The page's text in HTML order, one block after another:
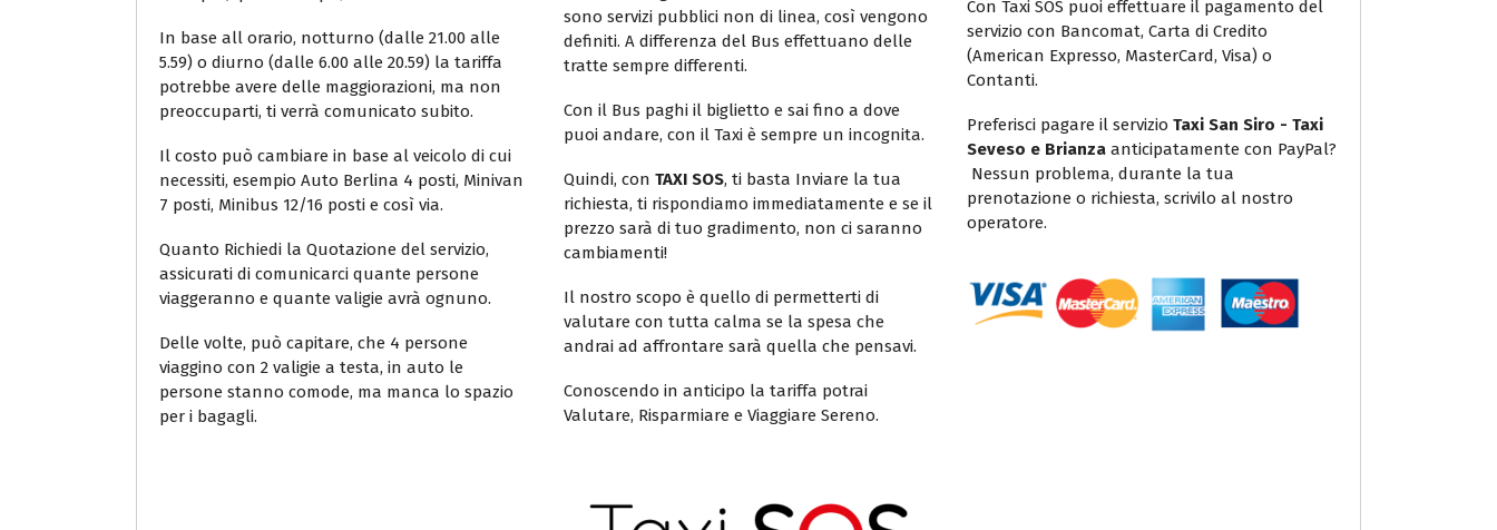
In base all orario, notturno (dalle 21.00 alle
5.59) o diurno (dalle 6.00 alle 20.59) la tariffa
potrebbe avere delle maggiorazioni, ma non
preoccuparti, ti verrà comunicato subito.
Il costo può cambiare in base al veicolo di cui
necessiti, esempio Auto Berlina 4 posti, Minivan
7 posti, Minibus 12/16 posti e così via.
Quanto Richiedi la Quotazione del servizio,
assicurati di comunicarci quante persone
viaggeranno e quante valigie avrà ognuno.
Delle volte, può capitare, che 4 persone
viaggino con 2 valigie a testa, in auto le
persone stanno comode, ma manca lo spazio
per i bagagli.
sono servizi pubblici non di linea, così vengono
definiti. A differenza del Bus effettuano delle
tratte sempre differenti.
Con il Bus paghi il biglietto e sai fino a dove
puoi andare, con il Taxi è sempre un incognita.
Quindi, con TAXI SOS, ti basta Inviare la tua
richiesta, ti rispondiamo immediatamente e se il
prezzo sarà di tuo gradimento, non ci saranno
cambiamenti!
Il nostro scopo è quello di permetterti di
valutare con tutta calma se la spesa che
andrai ad affrontare sarà quella che pensavi.
Conoscendo in anticipo la tariffa potrai
Valutare, Risparmiare e Viaggiare Sereno.
Con Taxi SOS puoi effettuare il pagamento del
servizio con Bancomat, Carta di Credito
(American Expresso, MasterCard, Visa) o
Contanti.
Preferisci pagare il servizioTaxi San Siro - Taxi
Seveso e Brianza anticipatamente con PayPal?
Nessun problema, durante la tua
prenotazione o richiesta, scrivilo al nostro
operatore.